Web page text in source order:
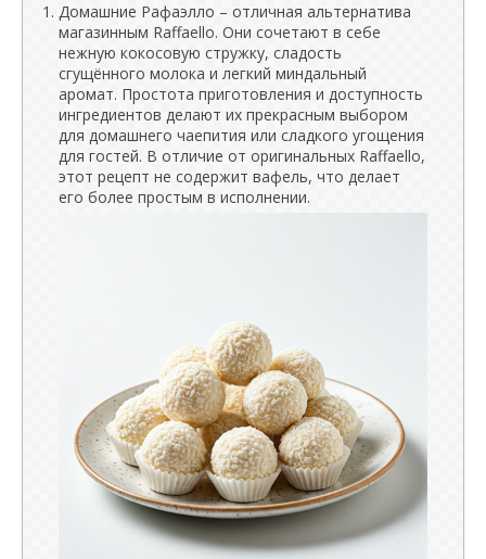
Домашние Рафаэлло – отличная альтернатива
магазинным Raffaello. Они сочетают в себе
нежную кокосовую стружку, сладость
сгущённого молока и легкий миндальный
аромат. Простота приготовления и доступность
ингредиентов делают их прекрасным выбором
для домашнего чаепития или сладкого угощения
для гостей. В отличие от оригинальных Raffaello,
этот рецепт не содержит вафель, что делает
его более простым в исполнении.